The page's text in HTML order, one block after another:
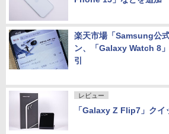
楽天市場「Samsung公
ン、「Galaxy Watch 8
引
レビュー
「Galaxy Z Flip7」クイ